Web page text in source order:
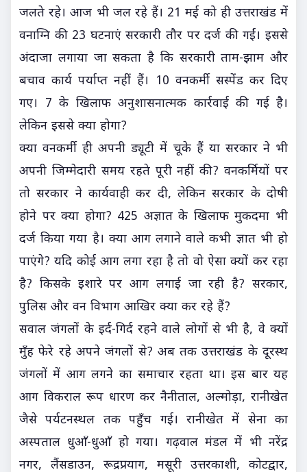
जलते रहे। आज भी जल रहे हैं। 21 मई को ही उत्तराखंड में
वनाग्नि की 23 घटनाएं सरकारी तौर पर दर्ज की गईं। इससे
अंदाजा लगाया जा सकता है कि सरकारी ताम-झाम और
बचाव कार्य पर्याप्त नहीं हैं। 10 वनकर्मी सस्पेंड कर दिए
गए। 7 के खिलाफ अनुशासनात्मक कार्रवाई की गई है।
लेकिन इससे क्या होगा?
क्या वनकर्मी ही अपनी ड्यूटी में चूके हैं या सरकार ने भी
अपनी जिम्मेदारी समय रहते पूरी नहीं की? वनकर्मियों पर
तो सरकार ने कार्यवाही कर दी, लेकिन सरकार के दोषी
होने पर क्या होगा? 425 अज्ञात के खिलाफ मुकदमा भी
दर्ज किया गया है। क्या आग लगाने वाले कभी ज्ञात भी हो
पाएंगे? यदि कोई आग लगा रहा है तो वो ऐसा क्यों कर रहा
है? किसके इशारे पर आग लगाई जा रही है? सरकार,
पुलिस और वन विभाग आखिर क्या कर रहे हैं?
सवाल जंगलों के इर्द-गिर्द रहने वाले लोगों से भी है, वे क्यों
मुँह फेरे रहे अपने जंगलों से? अब तक उत्तराखंड के दूरस्थ
जंगलों में आग लगने का समाचार रहता था। इस बार यह
आग विकराल रूप धारण कर नैनीताल, अल्मोड़ा, रानीखेत
जैसे पर्यटनस्थल तक पहुँच गई। रानीखेत में सेना का
अस्पताल धुआँ-धुआँ हो गया। गढ़वाल मंडल में भी नरेंद्र
नगर, लैंसडाउन, रूद्रप्रयाग, मसूरी उत्तरकाशी, कोटद्वार,